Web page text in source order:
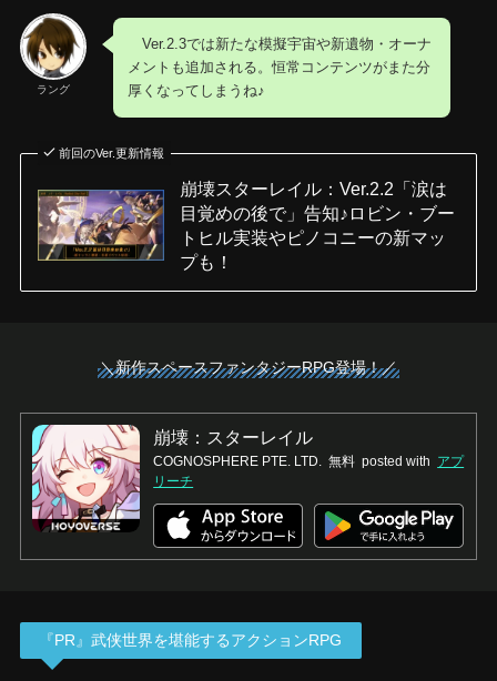
ラング
Ver.2.3では新たな模擬宇宙や新遺物・オーナ
メントも追加される。恒常コンテンツがまた分
厚くなってしまうね♪
前回のVer.更新情報
崩壊スターレイル：Ver.2.2「涙は
目覚めの後で」告知♪ロビン・ブー
トヒル実装やピノコニーの新マッ
プも！
＼新作スペースファンタジーRPG登場！／
崩壊：スターレイル
COGNOSPHERE PTE. LTD. 無料 posted with アプ
リーチ
『PR』武侠世界を堪能するアクションRPG